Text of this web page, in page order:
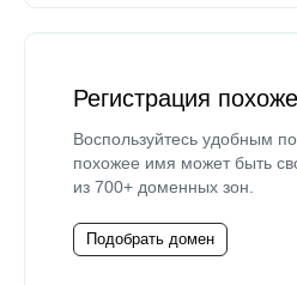
Регистрация
Воспользуйтесь удобным
похожее имя может быть
из 700+ доменных зон.
Подобрать домен